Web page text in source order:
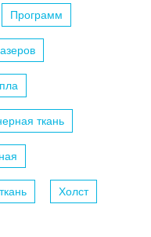
Программ
ткань
Холст